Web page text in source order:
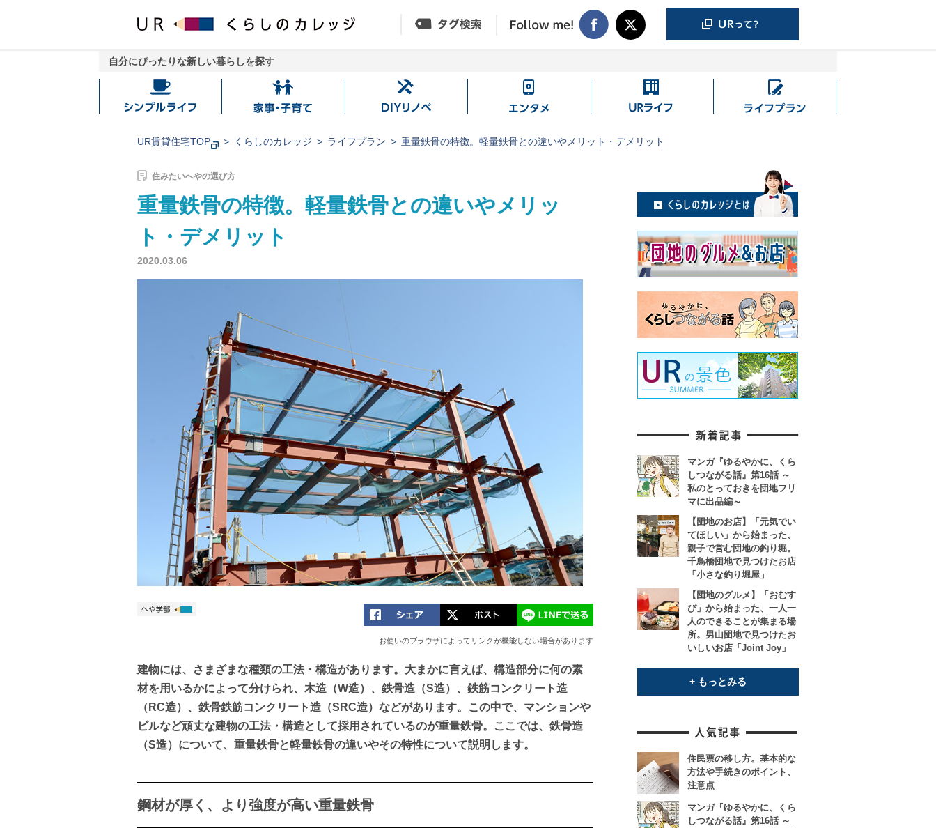
自分にぴったりな新しい暮らしを探す
シ
プ
フ
家
子
DIY
ノ
エ
タ
UR
イ
ラ
ラ
ン
UR賃貸住宅TOP くらしのカレッジ ライフプラン 重量鉄骨の特徴。軽量鉄骨との違いやメリット・デメリット
住みたいへやの選び方
重量鉄骨の特徴。軽量鉄骨との違いやメリッ
ト・デメリット
2020.03.06
お使いのブラウザによってリンクが機能しない場合があります
建物には、さまざまな種類の工法・構造があります。大まかに言えば、構造部分に何の素
材を用いるかによって分けられ、木造（W造）、鉄骨造（S造）、鉄筋コンクリート造
（RC造）、鉄骨鉄筋コンクリート造（SRC造）などがあります。この中で、マンションや
ビルなど頑丈な建物の工法・構造として採用されているのが重量鉄骨。ここでは、鉄骨造
（S造）について、重量鉄骨と軽量鉄骨の違いやその特性について説明します。
鋼材が厚く、より強度が高い重量鉄骨
マンガ『ゆるやかに、くら
しつながる話』第16話 ～
私のとっておきを団地フリ
マに出品編～
【団地のお店】「元気でい
てほしい」から始まった、
親子で営む団地の釣り堀。
千鳥橋団地で見つけたお店
「小さな釣り堀屋」
【団地のグルメ】「おむす
び」から始まった、一人一
人のできることが集まる場
所。男山団地で見つけたお
いしいお店「Joint Joy」
+ もっとみる
住民票の移し方。基本的な
方法や手続きのポイント、
注意点
マンガ『ゆるやかに、くら
しつながる話』第16話 ～